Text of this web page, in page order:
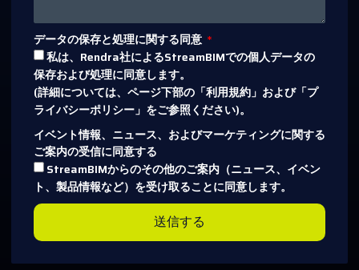
データの保存と処理に関する同意
私は、Rendra社によるStreamBIMでの個人データの
保存および処理に同意します。
(詳細については、ページ下部の「利用規約」および「プ
ライバシーポリシー」をご参照ください)。
イベント情報、ニュース、およびマーケティングに関する
ご案内の受信に同意する
StreamBIMからのその他のご案内（ニュース、イベン
ト、製品情報など）を受け取ることに同意します。
送信する